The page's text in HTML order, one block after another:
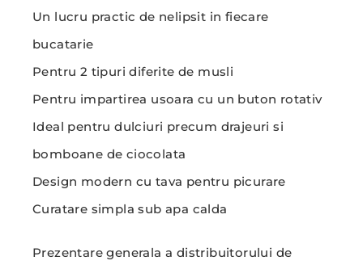
Un lucru practic de nelipsit in fiecare
bucatarie
Pentru 2 tipuri diferite de musli
Pentru impartirea usoara cu un buton rotativ
Ideal pentru dulciuri precum drajeuri si
bomboane de ciocolata
Design modern cu tava pentru picurare
Curatare simpla sub apa calda
Prezentare generala a distribuitorului de